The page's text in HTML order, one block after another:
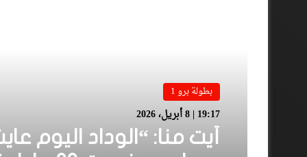
بطولة برو 1
19:17 | 8 أبريل، 2026
أيت منا: “الوداد اليوم